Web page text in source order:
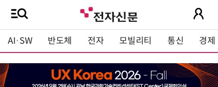
AI·SW 반도체 전자 모빌리티 통신 경제